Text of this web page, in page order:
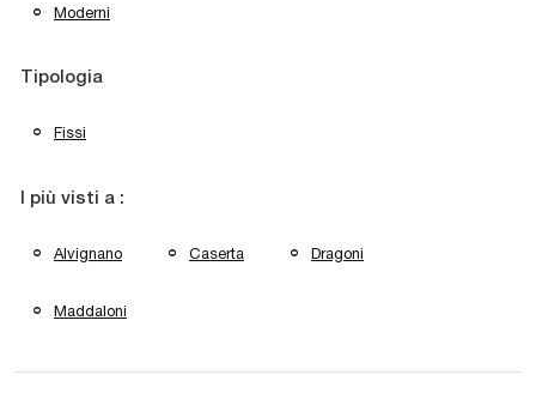
Moderni
Tipologia
Fissi
I più visti a :
Alvignano Caserta Dragoni
Maddaloni